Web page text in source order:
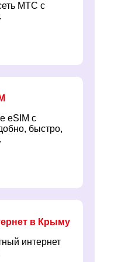
МТС с
eSIM с
быстро,
в Крыму
интернет